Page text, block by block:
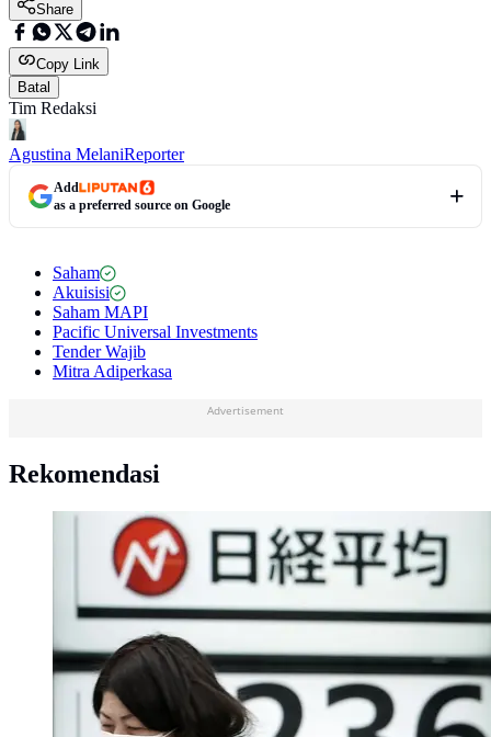
Share
Copy Link
Batal
Tim Redaksi
Agustina MelaniReporter
Add
as a preferred source on Google
Saham
Akuisisi
Saham MAPI
Pacific Universal Investments
Tender Wajib
Mitra Adiperkasa
Advertisement
Rekomendasi